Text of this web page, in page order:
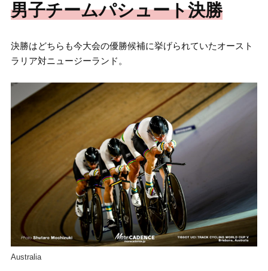
男子チームパシュート決勝
決勝はどちらも今大会の優勝候補に挙げられていたオースト
ラリア対ニュージーランド。
Australia